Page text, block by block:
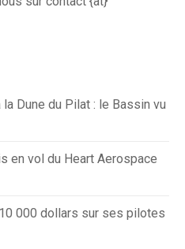
Dune du Pilat : le Bassin vu
en vol du Heart Aerospace
000 dollars sur ses pilotes